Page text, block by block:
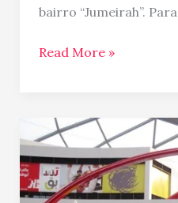
bairro “Jumeirah”. Para
Read More »
Ferrari
World
em
Abu